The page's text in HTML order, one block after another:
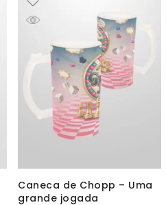
Caneca de Chopp – Uma
grande jogada